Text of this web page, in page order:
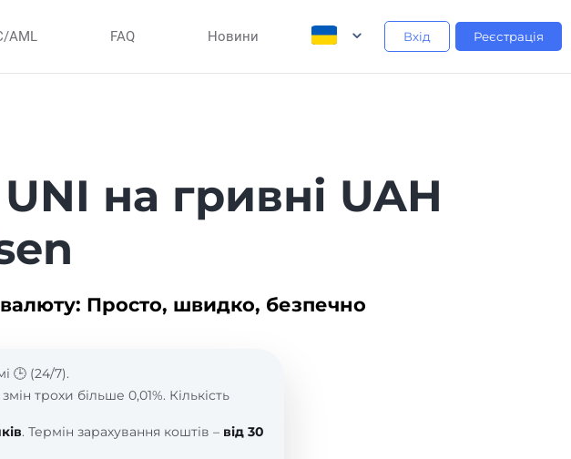
AML FAQ Новини Вхід Реєстрація
на гривні UAH
Просто, швидко, безпечно
🕒 (24/7).
трохи більше 0,01%. Кількість
. Термін зарахування коштів – від 30